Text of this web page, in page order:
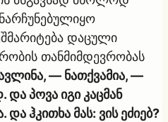
დაცული
თანმიმდევრობას
— ნათქვამია, —
და პოვა იგი კაცმან
ჰკითხა მას: ვის ეძიებ?